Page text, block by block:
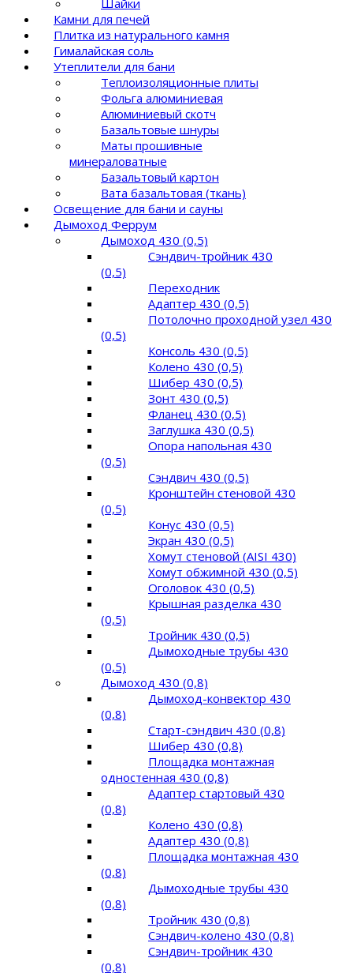
Камни для печей
Плитка из натурального камня
Гималайская соль
Утеплители для бани
Теплоизоляционные плиты
Фольга алюминиевая
Алюминиевый скотч
Базальтовые шнуры
Маты прошивные
минераловатные
Базальтовый картон
Вата базальтовая (ткань)
Освещение для бани и сауны
Дымоход Феррум
Дымоход 430 (0,5)
Сэндвич-тройник 430
(0,5)
Переходник
Адаптер 430 (0,5)
Потолочно проходной узел 430
(0,5)
Консоль 430 (0,5)
Колено 430 (0,5)
Шибер 430 (0,5)
Зонт 430 (0,5)
Фланец 430 (0,5)
Заглушка 430 (0,5)
Опора напольная 430
(0,5)
Сэндвич 430 (0,5)
Кронштейн стеновой 430
(0,5)
Конус 430 (0,5)
Экран 430 (0,5)
Хомут стеновой (AISI 430)
Хомут обжимной 430 (0,5)
Оголовок 430 (0,5)
Крышная разделка 430
(0,5)
Тройник 430 (0,5)
Дымоходные трубы 430
(0,5)
Дымоход 430 (0,8)
Дымоход-конвектор 430
(0,8)
Старт-сэндвич 430 (0,8)
Шибер 430 (0,8)
Площадка монтажная
одностенная 430 (0,8)
Адаптер стартовый 430
(0,8)
Колено 430 (0,8)
Адаптер 430 (0,8)
Площадка монтажная 430
(0,8)
Дымоходные трубы 430
(0,8)
Тройник 430 (0,8)
Сэндвич-колено 430 (0,8)
Сэндвич-тройник 430
(0,8)